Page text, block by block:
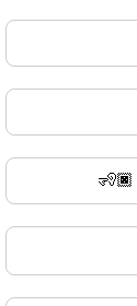
🧏🏿